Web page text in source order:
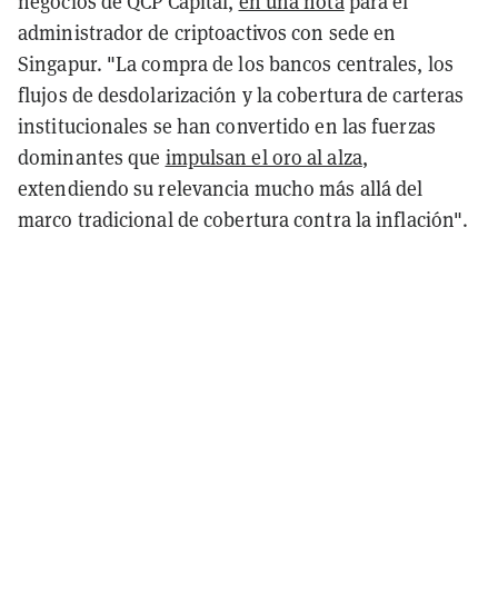
administrador de criptoactivos con sede en
Singapur. "La compra de los bancos centrales, los
flujos de desdolarización y la cobertura de carteras
institucionales se han convertido en las fuerzas
dominantes que impulsan el oro al alza,
extendiendo su relevancia mucho más allá del
marco tradicional de cobertura contra la inflación".